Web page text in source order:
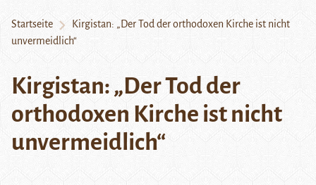
Startseite
Kirgistan: „Der Tod der orthodoxen Kirche ist nicht
unvermeidlich“
Kirgistan: „Der Tod der
orthodoxen Kirche ist nicht
unvermeidlich“